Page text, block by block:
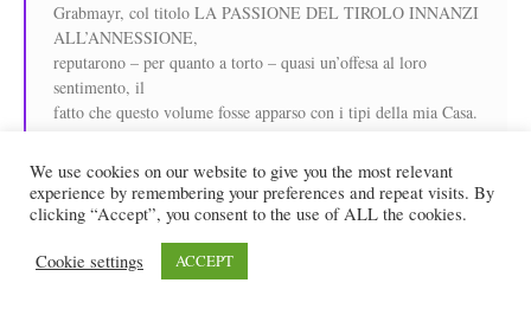
Grabmayr, col titolo LA PASSIONE DEL TIROLO INNANZI
ALL’ANNESSIONE,
reputarono – per quanto a torto – quasi un’offesa al loro
sentimento, il
fatto che questo volume fosse apparso con i tipi della mia Casa.
prova sta
in questo volume, che la benemerita SOCIETÀ PER GLI
STUDI TRENTINI ha
confutare
quello di Grabmayr, ma per sviscerare la importantissima
We use cookies on our website to give you the most relevant
experience by remembering your preferences and repeat visits. By
clicking “Accept”, you consent to the use of ALL the cookies.
Cookie settings ACCEPT